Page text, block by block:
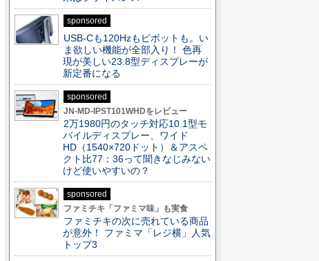
sponsored
USB-Cも120Hzもピボットも。い
ま欲しい機能が全部入り！ 色再
現が美しい23.8型ディスプレーが
新定番になる
sponsored
JN-MD-IPST101WHDをレビュー
2万1980円のタッチ対応10.1型モ
バイルディスプレー、ワイド
HD（1540×720ドット）＆アスペ
クト比77：36って聞きなじみない
けど使いやすいの？
sponsored
ファミチキ「ファミマ味」も実食
ファミチキの次に売れている商品
が意外！ ファミマ「レジ横」人気
トップ3